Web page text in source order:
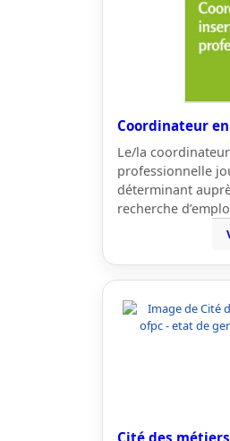
Coordinateur
Le/la
professionnelle
déterminant
recherche
Cité des